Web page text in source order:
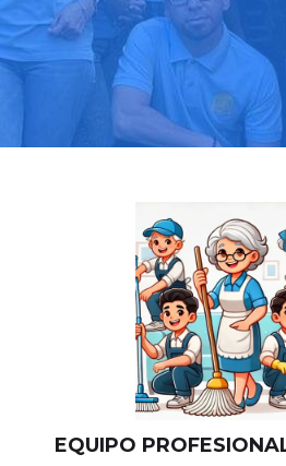
Llama hoy:
Más de 1000 clientes
⭐⭐⭐⭐⭐
EQUIPO